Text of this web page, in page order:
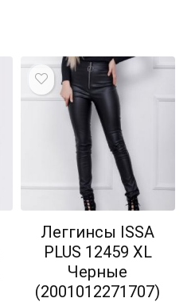
Леггинсы ISSA
PLUS 12459 XL
Черные
(2001012271707)